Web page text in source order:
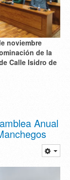
noviembre
de la
Calle Isidro de
Anual